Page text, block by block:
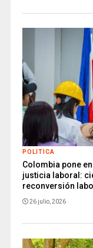
POLITICA
Colombia pone
justicia laboral:
reconversión
26 julio, 2026